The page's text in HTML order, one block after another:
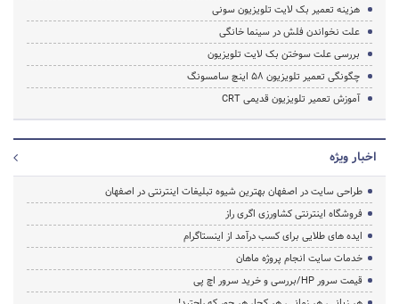
هزینه تعمیر بک لایت تلویزیون سونی
علت نخواندن فلش در سینما خانگی
بررسی علت سوختن بک لایت تلویزیون
چگونگی تعمیر تلویزیون 58 اینچ سامسونگ
آموزش تعمیر تلویزیون قدیمی CRT
اخبار ویژه
طراحی سایت در اصفهان بهترین شیوه تبلیغات اینترنتی در اصفهان
فروشگاه اینترنتی کشاورزی اگری راز
ایده های طلایی برای کسب درآمد از اینستاگرام
خدمات سایت انجام پروژه ماهان
قیمت سرور HP/بررسی و خرید سرور اچ پی